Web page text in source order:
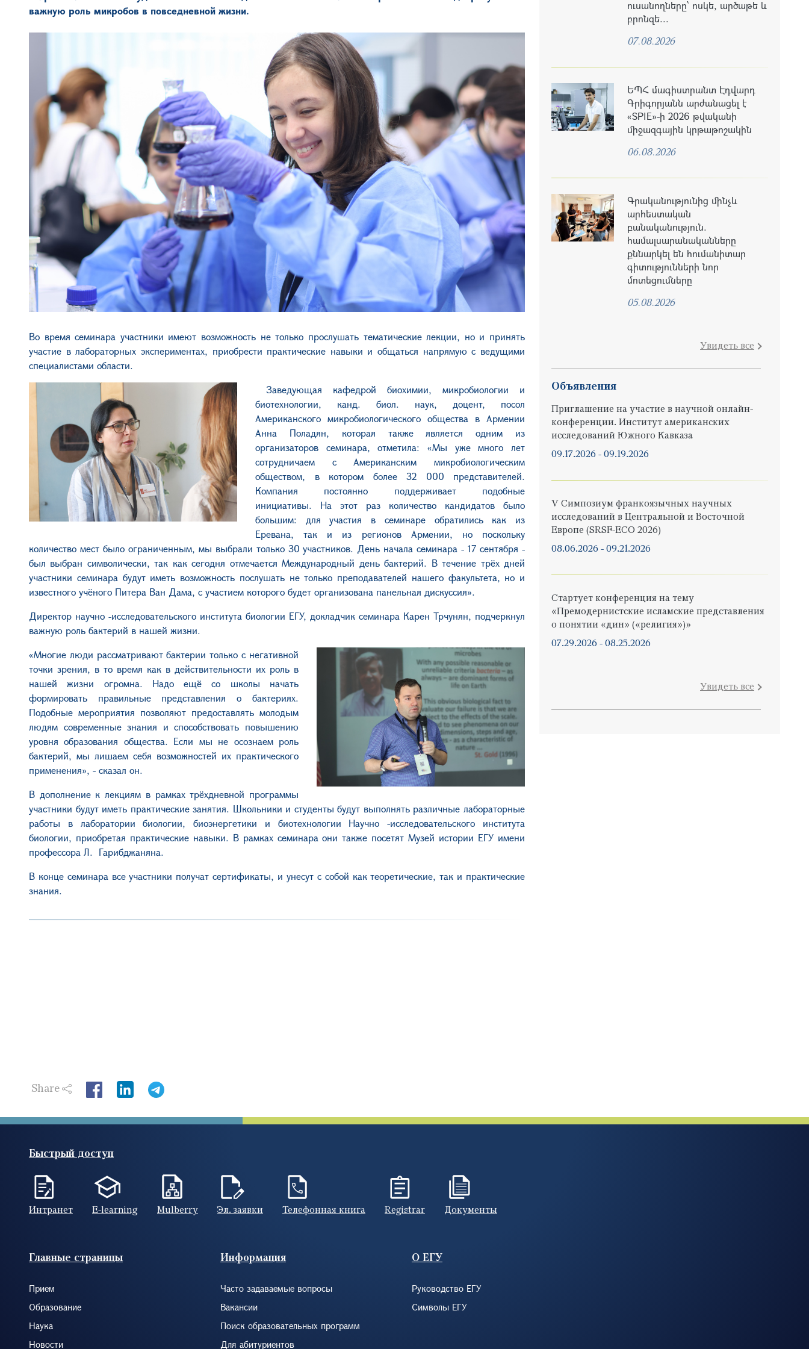
важную роль микробов в повседневной жизни.
Во время семинара участники имеют возможность не только прослушать тематические лекции, но и принять
участие в лабораторных экспериментах, приобрести практические навыки и общаться напрямую с ведущими
специалистами области.
Заведующая кафедрой биохимии, микробиологии и
биотехнологии, канд. биол. наук, доцент, посол
Американского микробиологического общества в Армении
Анна Поладян, которая также является одним из
организаторов семинара, отметила: «Мы уже много лет
сотрудничаем с Американским микробиологическим
обществом, в котором более 32 000 представителей.
Компания постоянно поддерживает подобные
инициативы. На этот раз количество кандидатов было
большим: для участия в семинаре обратились как из
Еревана, так и из регионов Армении, но поскольку
количество мест было ограниченным, мы выбрали только 30 участников. День начала семинара - 17 сентября -
был выбран символически, так как сегодня отмечается Международный день бактерий. В течение трёх дней
участники семинара будут иметь возможность послушать не только преподавателей нашего факультета, но и
известного учёного Питера Ван Дама, с участием которого будет организована панельная дискуссия».
Директор научно -исследовательского института биологии ЕГУ, докладчик семинара Карен Трчунян, подчеркнул
важную роль бактерий в нашей жизни.
«Многие люди рассматривают бактерии только с негативной
точки зрения, в то время как в действительности их роль в
нашей жизни огромна. Надо ещё со школы начать
формировать правильные представления о бактериях.
Подобные мероприятия позволяют предоставлять молодым
людям современные знания и способствовать повышению
уровня образования общества. Если мы не осознаем роль
бактерий, мы лишаем себя возможностей их практического
применения», - сказал он.
В дополнение к лекциям в рамках трёхдневной программы
участники будут иметь практические занятия. Школьники и студенты будут выполнять различные лабораторные
работы в лаборатории биологии, биоэнергетики и биотехнологии Научно -исследовательского института
биологии, приобретая практические навыки. В рамках семинара они также посетят Музей истории ЕГУ имени
профессора Л. Гарибджаняна.
В конце семинара все участники получат сертификаты, и унесут с собой как теоретические, так и практические
знания.
Share LinkedIn
ուսանողները՝ ոսկե, արծաթե և
բրոնզե...
07.08.2026
ԵՊՀ մագիստրանտ Էդվարդ
Գրիգորյանն արժանացել է
«SPIE»-ի 2026 թվականի
միջազգային կրթաթոշակին
06.08.2026
Գրականությունից մինչև
արհեստական
բանականություն.
համալսարանականները
քննարկել են հումանիտար
գիտությունների նոր
մոտեցումները
05.08.2026
Увидеть все
Объявления
Приглашение на участие в научной онлайн-
конференции. Институт американских
исследований Южного Кавказа
09.17.2026 -09.19.2026
V Симпозиум франкоязычных научных
исследований в Центральной и Восточной
Европе (SRSF-ECO 2026)
08.06.2026 -09.21.2026
Стартует конференция на тему
«Премодернистские исламские представления
о понятии «дин» («религия»)»
07.29.2026 -08.25.2026
Увидеть все
Быстрый доступ
Интранет E-learning Mulberry Эл. заявки Телефонная книга Registrar Документы
Footer (RUS)
Главные страницы
Прием
Образование
Наука
Новости
Информация
Часто задаваемые вопросы
Вакансии
Поиск образовательных программ
Для абитуриентов
О ЕГУ
Руководство ЕГУ
Символы ЕГУ